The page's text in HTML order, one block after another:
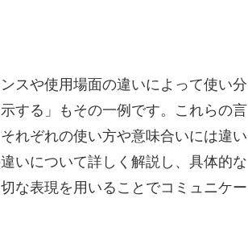
スや使用場面の違いによって使い分
する」もその一例です。これらの言
れぞれの使い方や意味合いには違い
いについて詳しく解説し、具体的な
な表現を用いることでコミュニケー